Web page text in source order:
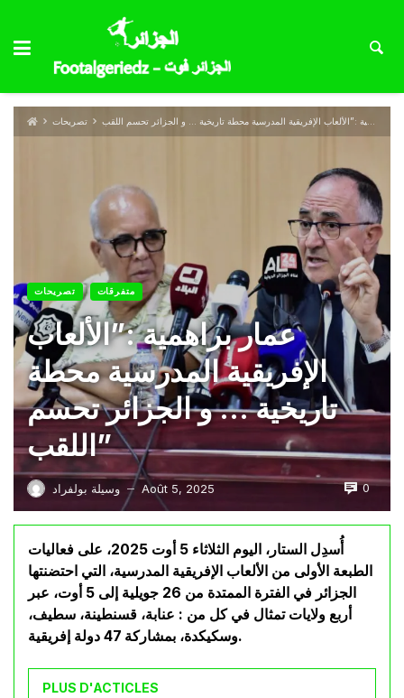
تصريحات
تصريحات متفرقات
عمار براهمية :”الألعاب
الإفريقية المدرسية محطة
تاريخية … و الجزائر تحسم
اللقب”
وسيلة بولفراد — Août 5, 2025 0
أُسدِل الستار، اليوم الثلاثاء 5 أوت 2025، على فعاليات
الطبعة الأولى من الألعاب الإفريقية المدرسية، التي احتضنتها
الجزائر في الفترة الممتدة من 26 جويلية إلى 5 أوت، عبر
أربع ولايات تمثال في كل من : عنابة، قسنطينة، سطيف،
وسكيكدة، بمشاركة 47 دولة إفريقية.
PLUS D'ACTICLES